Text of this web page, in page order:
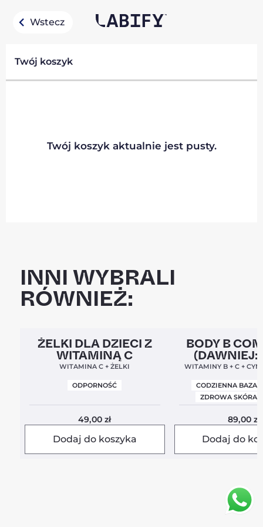
Wstecz
Twój koszyk
Twój koszyk aktualnie jest pusty.
INNI WYBRALI
RÓWNIEŻ:
Clean Label 5,0
ŻELKI DLA DZIECI Z
WITAMINĄ C
WITAMINA C + ŻELKI
ODPORNOŚĆ
49,00zł
Dodaj do koszyka
Clean Label Nowa
BODY B
(DAWNIEJ:
WITAMINY B + C +
CODZIENNA BAZA
ZDROWA SKÓRA I
89,00zł
Dodaj do